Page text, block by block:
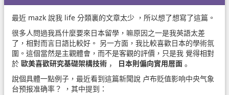
最近 mazk 說我 life 分類裏的文章太少 ，所以想了想寫了這篇。
很多人問過我爲什麼要來日本留學，嘛原因之一是我英語太差
了，相對而言日語比較好。 另一方面，我比較喜歡日本的學術氛
圍。這個當然是主觀體會，而不是客觀的評價，只是我 覺得相對
於 歐美喜歡研究基礎架構技術 ， 日本則偏向實用層面 。
說個具體一點例子，最近看到這篇新聞說 卢布贬值影响中央气象
台预报准确率？
，其中提到：